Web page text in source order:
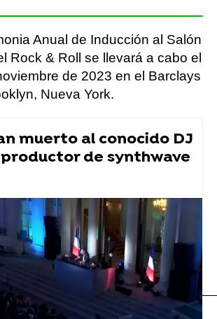
Anual de Inducción al Salón
Rock & Roll se llevará a cabo el
de 2023 en el Barclays
Nueva York.
muerto al conocido DJ
de synthwave